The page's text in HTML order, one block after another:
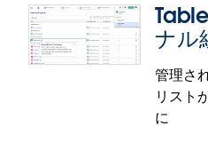
ナル
管理さ
リスト
に